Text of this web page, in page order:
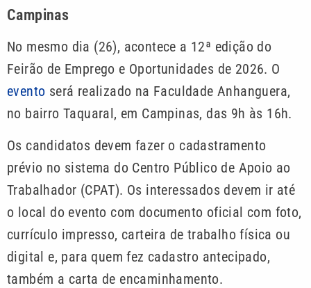
Campinas
No mesmo dia (26), acontece a 12ª edição do
Feirão de Emprego e Oportunidades de 2026. O
evento será realizado na Faculdade Anhanguera,
no bairro Taquaral, em Campinas, das 9h às 16h.
Os candidatos devem fazer o cadastramento
prévio no sistema do Centro Público de Apoio ao
Trabalhador (CPAT). Os interessados devem ir até
o local do evento com documento oficial com foto,
currículo impresso, carteira de trabalho física ou
digital e, para quem fez cadastro antecipado,
também a carta de encaminhamento.